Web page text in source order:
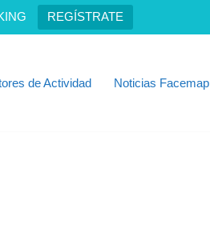
REGÍSTRATE
de Actividad Noticias Facemap